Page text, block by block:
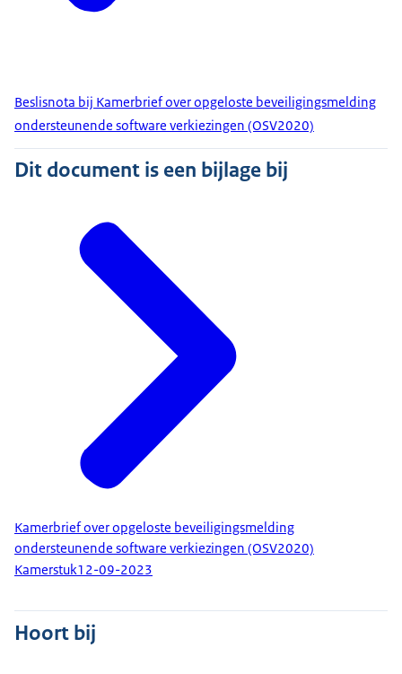
Beslisnota bij Kamerbrief over opgeloste beveiligingsmelding
ondersteunende software verkiezingen (OSV2020)
Dit document is een bijlage bij
Kamerbrief over opgeloste beveiligingsmelding
ondersteunende software verkiezingen (OSV2020)
Kamerstuk12-09-2023
Hoort bij